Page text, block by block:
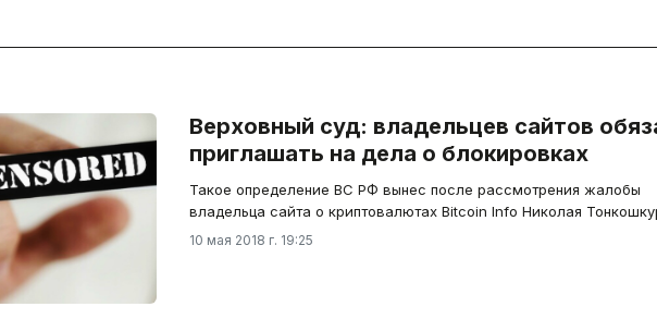
Верховный суд: владельцев сайтов
приглашать на дела о блокировках
Такое определение ВС РФ вынес после рассмотрения жалобы
владельца сайта о криптовалютах Bitcoin Info Николая
10 мая 2018 г. 19:25